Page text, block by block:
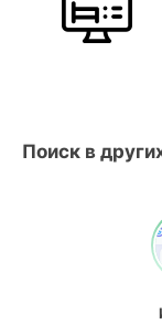
Поиск в